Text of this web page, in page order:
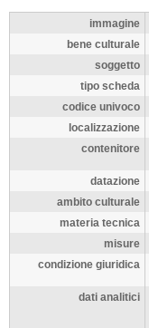
immagine
bene culturale
soggetto
tipo scheda
codice univoco
localizzazione
contenitore
datazione
ambito culturale
materia tecnica
misure
condizione giuridica
dati analitici